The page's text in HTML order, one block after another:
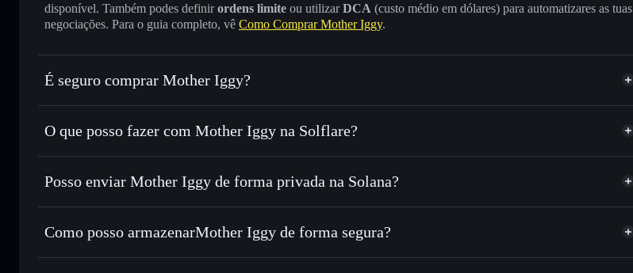
disponível. Também podes definirordens limite ou utilizarDCA (custo médio em dólares) para automatizares as tuas
negociações. Para o guia completo, vê Como Comprar Mother Iggy.
É seguro comprar Mother Iggy?
Mother Iggy token verificado
O que posso fazer com Mother Iggy na Solflare?
Mother Iggy
Carteira Solflare
Trocar instantaneamente— trocar MOTHER por SOL, USDC ou milhares de outros tokens Solana com
Utilizar DCA— investir de forma faseada ao longo do tempo em MOTHER
Enviar de forma privada— transferir MOTHER sem associar publicamente as carteiras usando o Agregador de
Posso enviar Mother Iggy de forma privada na Solana?
Carteira Solflare
Agregador de Privacidade
Como posso armazenarMother Iggy de forma segura?
Mother Iggy carteira não-custodial Solflare